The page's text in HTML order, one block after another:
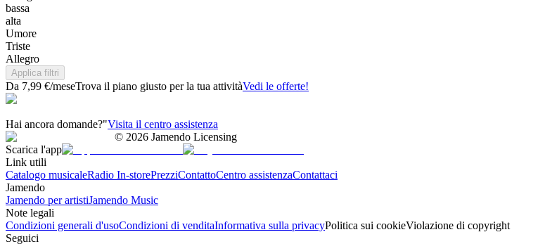
bassa
alta
Umore
Triste
Allegro
Applica filtri
Da 7,99 €/meseTrova il piano giusto per la tua attivitàVedi le offerte!
Hai ancora domande?"Visita il centro assistenza
© 2026 Jamendo Licensing
Scarica l'app
Link utili
Catalogo musicaleRadio In-storePrezziContattoCentro assistenzaContattaci
Jamendo
Jamendo per artistiJamendo Music
Note legali
Condizioni generali d'usoCondizioni di venditaInformativa sulla privacyPolitica sui cookieViolazione di copyright
Seguici